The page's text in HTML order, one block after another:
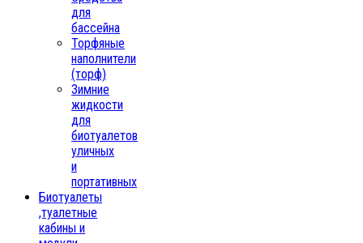
для
бассейна
Торфяные
наполнители
(торф)
Зимние
жидкости
для
биотуалетов
уличных
и
портативных
Биотуалеты
,туалетные
кабины и